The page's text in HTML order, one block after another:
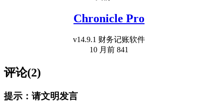
Chronicle Pro
v14.9.1 财务记账软件
10 月前 841
评论(2)
提示：请文明发言